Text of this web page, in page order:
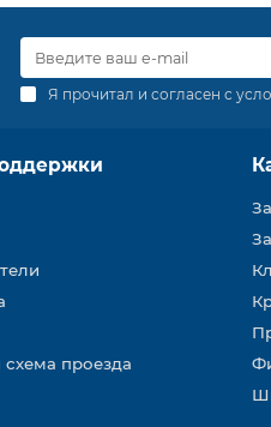
Я прочитал и согласен с
схема проезда